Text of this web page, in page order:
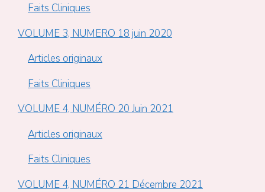
Faits Cliniques
VOLUME 3, NUMERO 18 juin 2020
Articles originaux
Faits Cliniques
VOLUME 4, NUMÉRO 20 Juin 2021
Articles originaux
Faits Cliniques
VOLUME 4, NUMÉRO 21 Décembre 2021